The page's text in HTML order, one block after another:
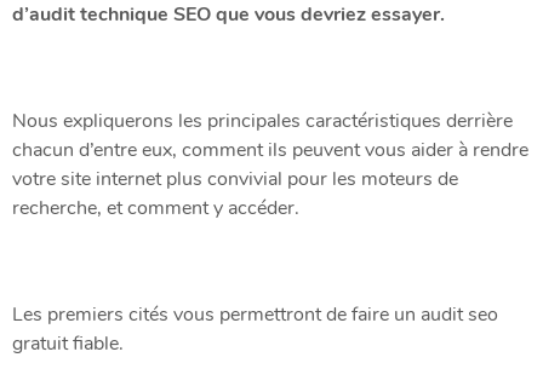
d’audit technique SEO que vous devriez essayer.
Nous expliquerons les principales caractéristiques derrière
chacun d’entre eux, comment ils peuvent vous aider à rendre
votre site internet plus convivial pour les moteurs de
recherche, et comment y accéder.
Les premiers cités vous permettront de faire un audit seo
gratuit fiable.